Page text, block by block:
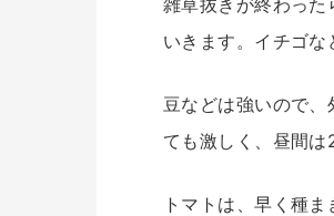
雑草抜きが終わった
いきます。イチゴな
豆などは強いので、
ても激しく、昼間は
トマトは、早く種